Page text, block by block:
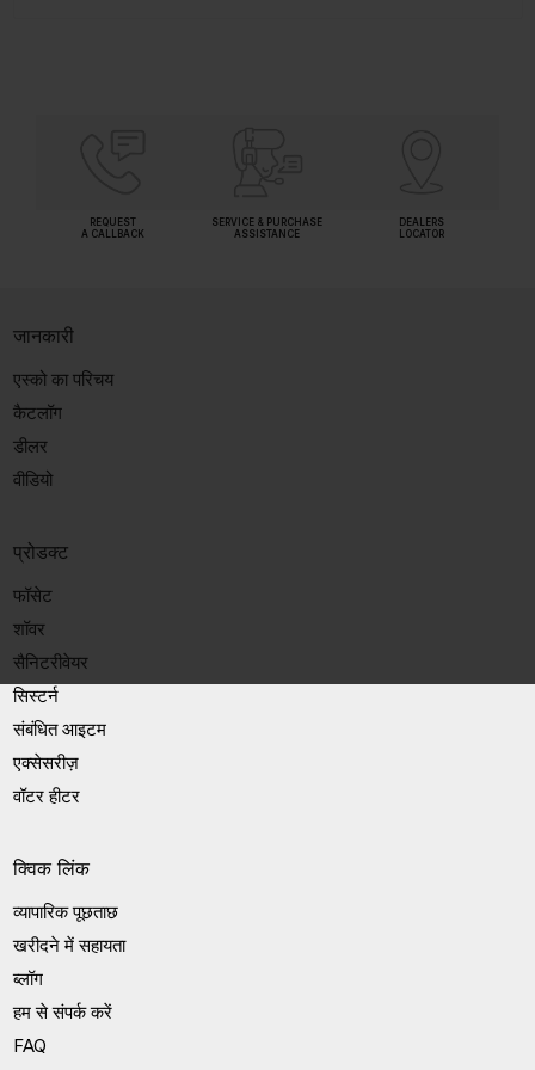
REQUEST
A CALLBACK
SERVICE & PURCHASE
ASSISTANCE
DEALERS
LOCATOR
जानकारी
एस्को का परिचय
कैटलॉग
डीलर
वीडियो
प्रोडक्ट
फॉसेट
शॉवर
सैनिटरीवेयर
सिस्टर्न
संबंधित आइटम
एक्सेसरीज़
वॉटर हीटर
क्विक लिंक
व्यापारिक पूछताछ
खरीदने में सहायता
ब्लॉग
हम से संपर्क करें
FAQ